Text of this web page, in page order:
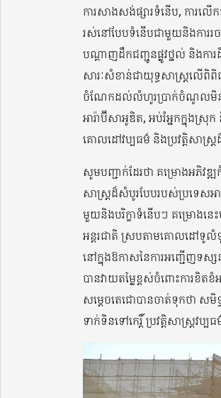
ការសាងសង់ផ្សារទំនើប, ការលើ
រស់នៅបែបទំនើបជាមួយនិងការរ
បណ្តាញដឹកជញ្ជូនផ្លូវថ្នល់ និងការ
សារៈសំខាន់ជាយុទ្ធសាស្រ្តលើពិ
ចំណែកដល់លំហូរប្រាក់ចំណូលមិនមែ
អារ៉ាប៊ីសាអូឌិត, អប់រំអ្នកក្នុងស្
គោលដៅវប្បធម៌ និងប្រវត្តិសាស្
សូមបញ្ជាក់ដែរថា គម្រោងអភិវឌ្ឍ
សាស្រ្តដ៏សំបូរបែបរបស់ប្រទេសអ
មួយនិងបរិក្ខាទំនើបៗ គម្រោងន
អន្តរជាតិ ស្របតាមគោលដៅទូ
នៅក្នុងឱកាសនៃការអញ្ជើញទស្ស
បានវាយតម្លៃខ្ពស់ចំពោះការខិត
សម្តេចតេជោបានចាត់ទុកថា ស
ទាក់ទិនទៅកេរ្តិ៍ ប្រវត្តិសាស្រ្តវ